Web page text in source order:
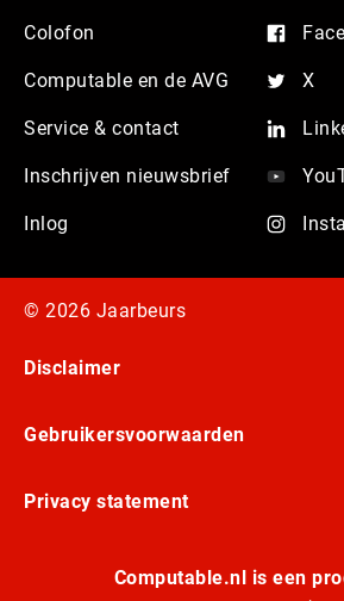
Colofon
Computable en de AVG
Service & contact
Inschrijven nieuwsbrief
Inlog
X
© 2026 Jaarbeurs
Disclaimer
Gebruikersvoorwaarden
Privacy statement
Computable.nl is een